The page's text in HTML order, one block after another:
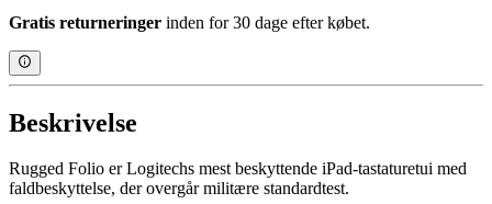
Gratis returneringer inden for 30 dage efter købet.
Beskrivelse
Rugged Folio er Logitechs mest beskyttende iPad-tastaturetui med
faldbeskyttelse, der overgår militære standardtest.